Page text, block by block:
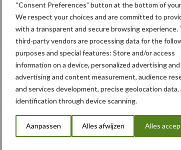
“Consent Preferences” button at the bottom of
We respect your choices and are committed to
with a transparent and secure browsing experience.
third-party vendors are processing data for the
purposes and special features: Store and/or access
information on a device, personalized advertising
advertising and content measurement, audience
and services development, precise geolocation data,
identification through device scanning.
Aanpassen Alles afwijzen Alles
Schrijf u in voor onze